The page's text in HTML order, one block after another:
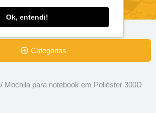
Ok, entendi!
Categorias
/ Mochila para notebook em Poliéster 300D